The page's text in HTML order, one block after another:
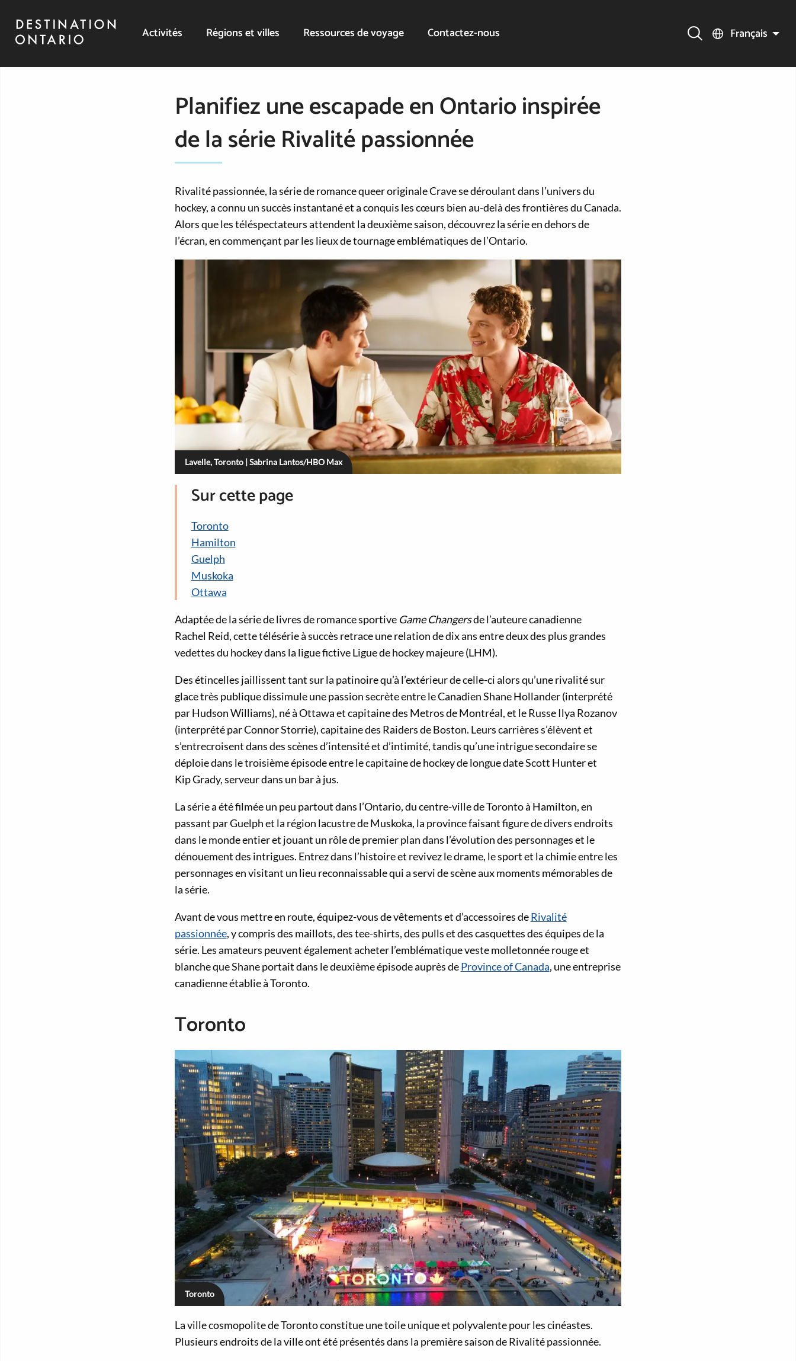
Activités Régions et villes Ressources de voyage Contactez-nous Français
Planifiez une escapade en Ontario inspirée
de la série Rivalité passionnée
Rivalité passionnée, la série de romance queer originale Crave se déroulant dans l’univers du
hockey, a connu un succès instantané et a conquis les cœurs bien au-delà des frontières du Canada.
Alors que les téléspectateurs attendent la deuxième saison, découvrez la série en dehors de
l’écran, en commençant par les lieux de tournage emblématiques de l’Ontario.
Lavelle, Toronto | Sabrina Lantos/HBO Max
Sur cette page
Toronto
Hamilton
Guelph
Muskoka
Ottawa
Adaptée de la série de livres de romance sportive Game Changersde l’auteure canadienne
Rachel Reid, cette télésérie à succès retrace une relation de dix ans entre deux des plus grandes
vedettes du hockey dans la ligue fictive Ligue de hockey majeure (LHM).
Des étincelles jaillissent tant sur la patinoire qu’à l’extérieur de celle-ci alors qu’une rivalité sur
glace très publique dissimule une passion secrète entre le Canadien Shane Hollander (interprété
par Hudson Williams), né à Ottawa et capitaine des Metros de Montréal, et le Russe Ilya Rozanov
(interprété par Connor Storrie), capitaine des Raiders de Boston. Leurs carrières s’élèvent et
s’entrecroisent dans des scènes d’intensité et d’intimité, tandis qu’une intrigue secondaire se
déploie dans le troisième épisode entre le capitaine de hockey de longue date Scott Hunter et
Kip Grady, serveur dans un bar à jus.
La série a été filmée un peu partout dans l’Ontario, du centre-ville de Toronto à Hamilton, en
passant par Guelph et la région lacustre de Muskoka, la province faisant figure de divers endroits
dans le monde entier et jouant un rôle de premier plan dans l’évolution des personnages et le
dénouement des intrigues. Entrez dans l’histoire et revivez le drame, le sport et la chimie entre les
personnages en visitant un lieu reconnaissable qui a servi de scène aux moments mémorables de
la série.
Avant de vous mettre en route, équipez-vous de vêtements et d’accessoires deRivalité
passionnée, y compris des maillots, des tee-shirts, des pulls et des casquettes des équipes de la
série. Les amateurs peuvent également acheter l’emblématique veste molletonnée rouge et
blanche que Shane portait dans le deuxième épisode auprès deProvince of Canada, une entreprise
canadienne établie à Toronto.
Toronto
Toronto
La ville cosmopolite de Toronto constitue une toile unique et polyvalente pour les cinéastes.
Plusieurs endroits de la ville ont été présentés dans la première saison de Rivalité passionnée.